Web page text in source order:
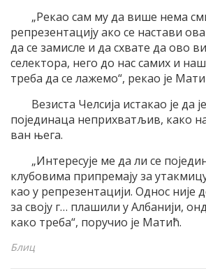
„Рекао сам му да више нема
репрезентацију ако се настави
да се замисле и да схвате да ово
селектора, него до нас самих и
треба да се лажемо“, рекао је
Везиста Челсија истакао је да
појединаца неприхватљив, како
ван њега.
„Интересује ме да ли се
клубовима припремају за
као у репрезентацији. Однос није
за своју г… плашили у Албанији,
како треба“, поручио је Матић.
Блиц